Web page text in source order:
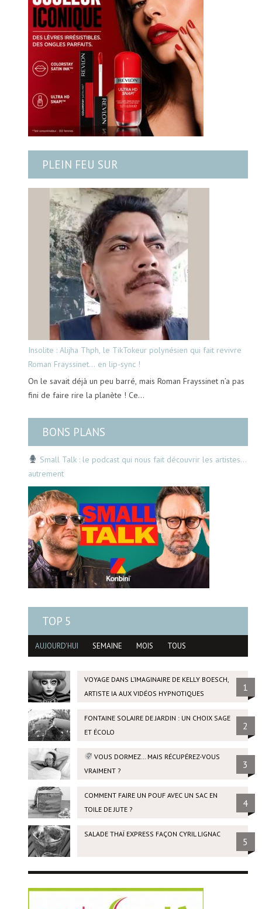
PLEIN FEU SUR
Insolite : Alijha Thph, le TikTokeur polynésien qui fait revivre
Roman Frayssinet… en lip-sync !
On le savait déjà un peu barré, mais Roman Frayssinet n’a pas
fini de faire rire la planète ! Ce…
BONS PLANS
Small Talk : le podcast qui nous fait découvrir les artistes…
autrement
TOP 5
AUJOURD'HUI SEMAINE MOIS TOUS
VOYAGE DANS L’IMAGINAIRE DE KELLY BOESCH,
ARTISTE IA AUX VIDÉOS HYPNOTIQUES
1
FONTAINE SOLAIRE DE JARDIN : UN CHOIX SAGE
ET ÉCOLO
2
VOUS DORMEZ… MAIS RÉCUPÉREZ-VOUS
VRAIMENT ?
3
COMMENT FAIRE UN POUF AVEC UN SAC EN
TOILE DE JUTE ?
4
SALADE THAÏ EXPRESS FAÇON CYRIL LIGNAC
5